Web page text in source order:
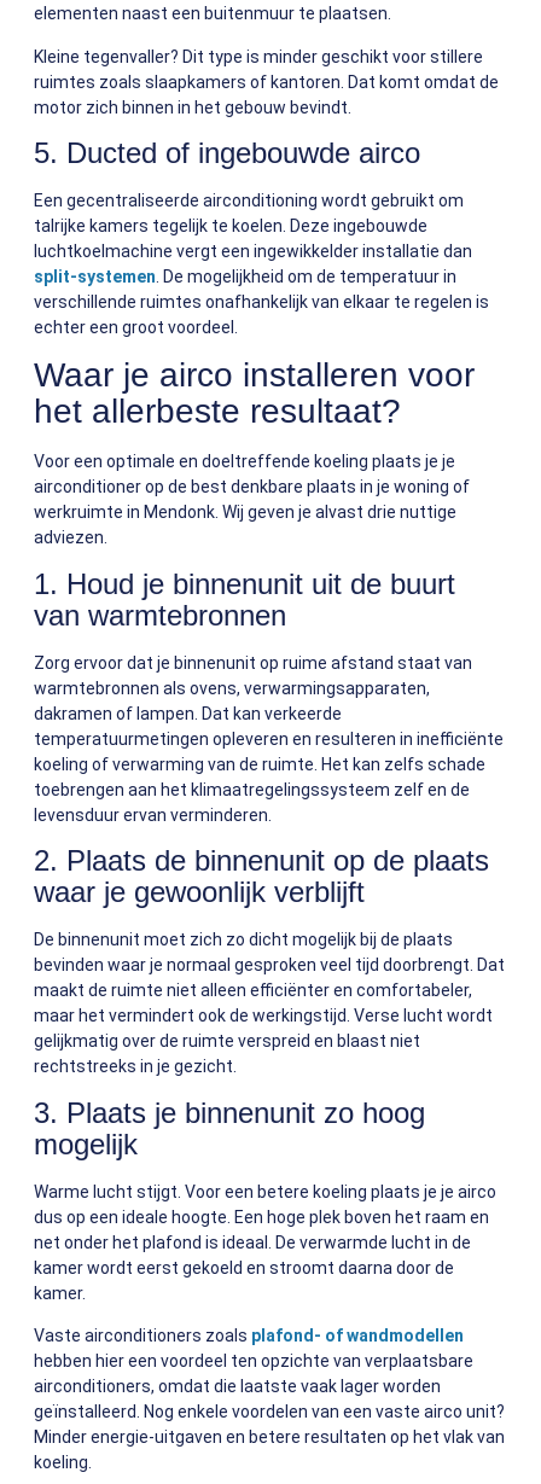
elementen naast een buitenmuur te plaatsen.
Kleine tegenvaller? Dit type is minder geschikt voor stillere
ruimtes zoals slaapkamers of kantoren. Dat komt omdat de
motor zich binnen in het gebouw bevindt.
5. Ducted of ingebouwde airco
Een gecentraliseerde airconditioning wordt gebruikt om
talrijke kamers tegelijk te koelen. Deze ingebouwde
luchtkoelmachine vergt een ingewikkelder installatie dan
split-systemen . De mogelijkheid om de temperatuur in
verschillende ruimtes onafhankelijk van elkaar te regelen is
echter een groot voordeel.
Waar je airco installeren voor
het allerbeste resultaat?
Voor een optimale en doeltreffende koeling plaats je je
airconditioner op de best denkbare plaats in je woning of
werkruimte in Mendonk. Wij geven je alvast drie nuttige
adviezen.
1. Houd je binnenunit uit de buurt
van warmtebronnen
Zorg ervoor dat je binnenunit op ruime afstand staat van
warmtebronnen als ovens, verwarmingsapparaten,
dakramen of lampen. Dat kan verkeerde
temperatuurmetingen opleveren en resulteren in inefficiënte
koeling of verwarming van de ruimte. Het kan zelfs schade
toebrengen aan het klimaatregelingssysteem zelf en de
levensduur ervan verminderen.
2. Plaats de binnenunit op de plaats
waar je gewoonlijk verblijft
De binnenunit moet zich zo dicht mogelijk bij de plaats
bevinden waar je normaal gesproken veel tijd doorbrengt. Dat
maakt de ruimte niet alleen efficiënter en comfortabeler,
maar het vermindert ook de werkingstijd. Verse lucht wordt
gelijkmatig over de ruimte verspreid en blaast niet
rechtstreeks in je gezicht.
3. Plaats je binnenunit zo hoog
mogelijk
Warme lucht stijgt. Voor een betere koeling plaats je je airco
dus op een ideale hoogte. Een hoge plek boven het raam en
net onder het plafond is ideaal. De verwarmde lucht in de
kamer wordt eerst gekoeld en stroomt daarna door de
kamer.
Vaste airconditioners zoals plafond- of wandmodellen
hebben hier een voordeel ten opzichte van verplaatsbare
airconditioners, omdat die laatste vaak lager worden
geïnstalleerd. Nog enkele voordelen van een vaste airco unit?
Minder energie-uitgaven en betere resultaten op het vlak van
koeling.